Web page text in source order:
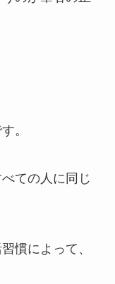
。
ての人に同じ
慣によって、